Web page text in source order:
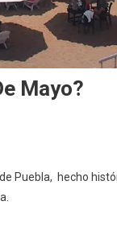
Mayo?
Puebla, hecho